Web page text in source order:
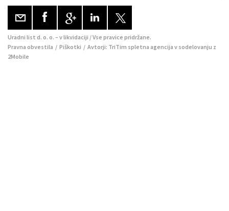
Uradni list d. o. o. – v likvidaciji / Vse pravice pridržane.
Pravna obvestila / Piškotki / Avtorji: TriTim spletna agencija v sodelovanju z
2Mobile